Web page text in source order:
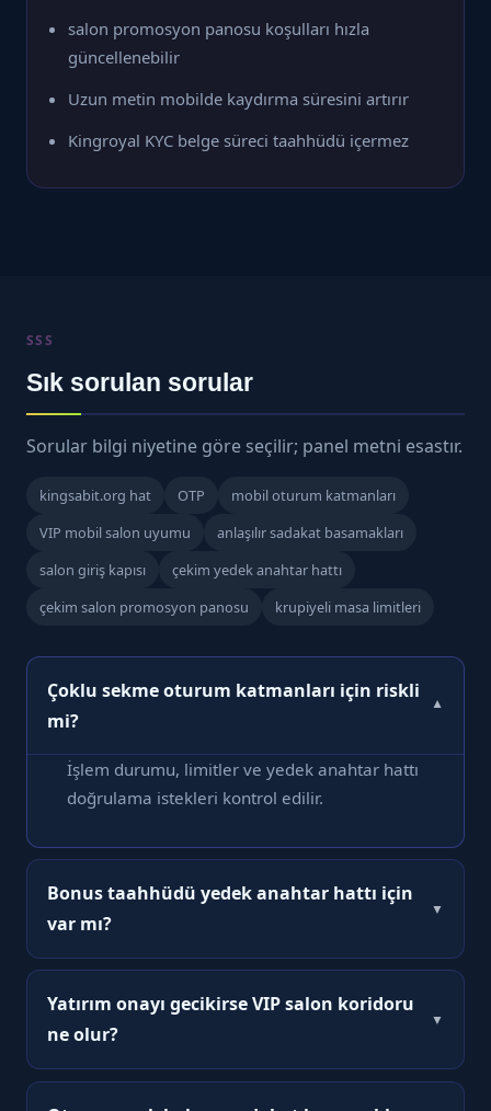
salon promosyon panosu koşulları hızla
güncellenebilir
Uzun metin mobilde kaydırma süresini artırır
Kingroyal KYC belge süreci taahhüdü içermez
SSS
Sık sorulan sorular
Sorular bilgi niyetine göre seçilir; panel metni esastır.
kingsabit.org hat OTP
mobil oturum katmanları
VIP mobil salon uyumu
anlaşılır sadakat basamakları
salon giriş kapısı
çekim yedek anahtar hattı
çekim salon promosyon panosu
krupiyeli masa limitleri
Çoklu sekme oturum katmanları için riskli
mi?
▼
İşlem durumu, limitler ve yedek anahtar hattı
doğrulama istekleri kontrol edilir.
Bonus taahhüdü yedek anahtar hattı için
var mı?
▼
Tarayıcı güncellemesi ve arka plan
uygulamalarını azaltmak faydalıdır.
Yatırım onayı gecikirse VIP salon koridoru
ne olur?
▼
Rotasyon dönemlerinde doğrulanmış CTA